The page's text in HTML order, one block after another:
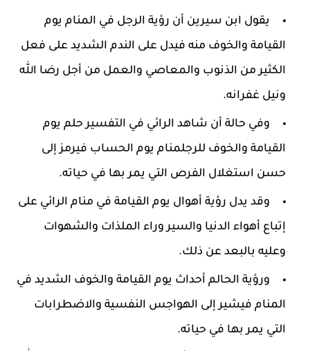
يقول ابن سيرين أن رؤية الرجل في المنام يوم
القيامة والخوف منه فيدل على الندم الشديد على فعل
الكثير من الذنوب والمعاصي والعمل من أجل رضا الله
ونيل غفرانه.
وفي حالة أن شاهد الرائي في التفسير حلم يوم
القيامة والخوف للرجلمنام يوم الحساب فيرمز إلى
حسن استغلال الفرص التي يمر بها في حياته.
وقد يدل رؤية أهوال يوم القيامة في منام الرائي على
إتباع أهواء الدنيا والسير وراء الملذات والشهوات
وعليه بالبعد عن ذلك.
ورؤية الحالم أحداث يوم القيامة والخوف الشديد في
المنام فيشير إلى الهواجس النفسية والاضطرابات
التي يمر بها في حياته.